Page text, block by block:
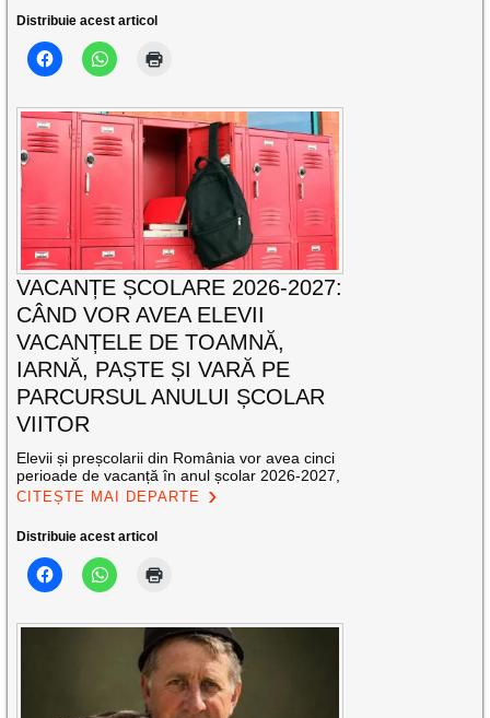
Distribuie acest articol
VACANȚE ȘCOLARE 2026-2027:
CÂND VOR AVEA ELEVII
VACANȚELE DE TOAMNĂ,
IARNĂ, PAȘTE ȘI VARĂ PE
PARCURSUL ANULUI ȘCOLAR
VIITOR
Elevii și preșcolarii din România vor avea cinci
perioade de vacanță în anul școlar 2026-2027,
CITEȘTE MAI DEPARTE
Distribuie acest articol